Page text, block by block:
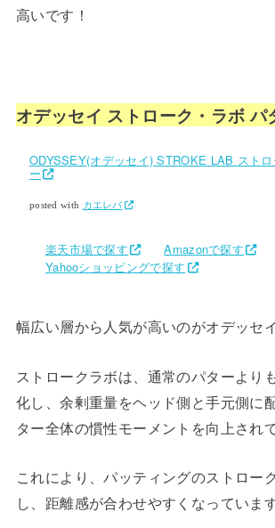
高いです！
オデッセイ ストローク・ラボ パ
ODYSSEY(オデッセイ) STROKE LAB スト
ー
posted with カエレバ
楽天市場で探す
Amazonで探す
Yahooショッピングで探す
幅広い層から人気が高いのがオデッセ
ストロークラボは、通常のパターより
化し、余剰重量をヘッド側と手元側に
ター全体の慣性モーメントを向上され
これにより、パッティングのストロー
し、距離感が合わせやすくなっていま